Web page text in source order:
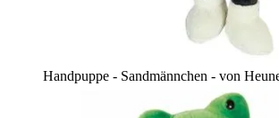
Handpuppe - Sandmännchen - von